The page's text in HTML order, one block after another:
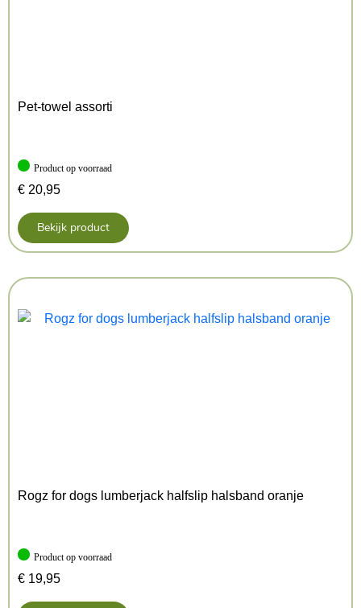
Pet-towel assorti
Product op voorraad
€ 20,95
Bekijk product
Rogz for dogs lumberjack halfslip halsband oranje
Product op voorraad
€ 19,95